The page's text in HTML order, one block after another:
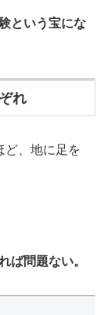
という宝にな
れ
ど、地に足を
ば問題ない。